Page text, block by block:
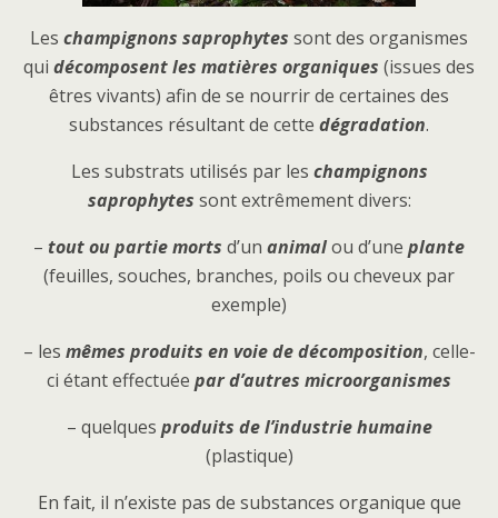
Les champignons saprophytes sont des organismes
qui décomposent les matières organiques (issues des
êtres vivants) afin de se nourrir de certaines des
substances résultant de cette dégradation.
Les substrats utilisés par les champignons
saprophytes sont extrêmement divers:
– tout ou partie morts d’un animalou d’une plante
(feuilles, souches, branches, poils ou cheveux par
exemple)
– les mêmes produits en voie de décomposition, celle-
ci étant effectuée par d’autres microorganismes
– quelques produits de l’industrie humaine
(plastique)
En fait, il n’existe pas de substances organique que